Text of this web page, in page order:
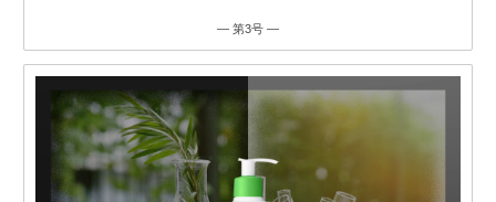
— 第3号 —